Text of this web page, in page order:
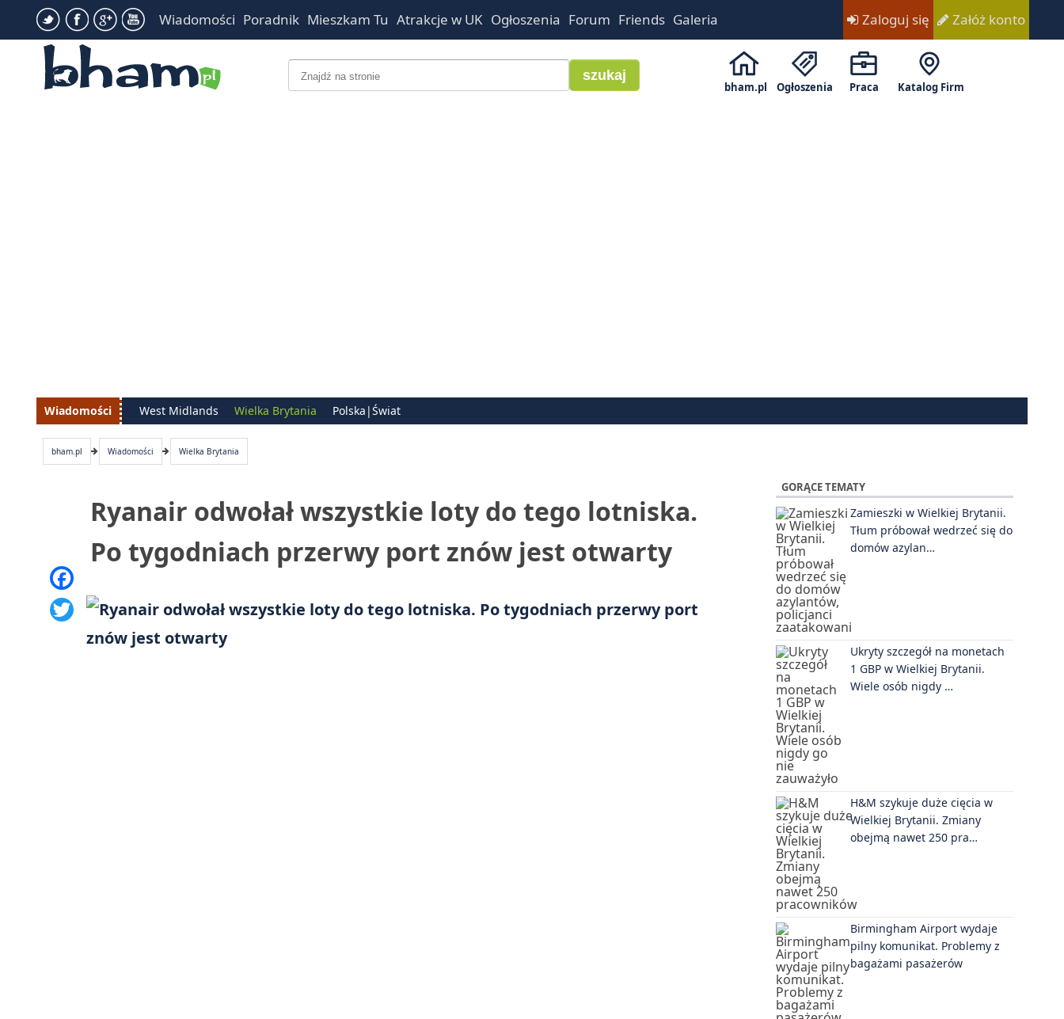
Wiadomości Poradnik Mieszkam Tu Atrakcje w UK Ogłoszenia Forum Friends Galeria Zaloguj się Załóż konto
bham.pl Ogłoszenia Praca Katalog Firm
Wiadomości West Midlands Wielka Brytania Polska|Świat
bham.pl Wiadomości Wielka Brytania
Ryanair odwołał wszystkie loty do tego lotniska.
Po tygodniach przerwy port znów jest otwarty
GORĄCE TEMATY
Zamieszki w Wielkiej Brytanii.
Tłum próbował wedrzeć się do
domów azylan…
Ukryty szczegół na monetach
1 GBP w Wielkiej Brytanii.
Wiele osób nigdy …
H&M szykuje duże cięcia w
Wielkiej Brytanii. Zmiany
obejmą nawet 250 pra…
Birmingham Airport wydaje
pilny komunikat. Problemy z
bagażami pasażerów